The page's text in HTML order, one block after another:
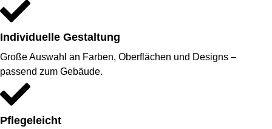
Individuelle Gestaltung
Große Auswahl an Farben, Oberflächen und Designs –
passend zum Gebäude.
Pflegeleicht